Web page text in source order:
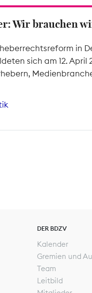
Wir brauchen
in
sich am 12.
DER BDZV
Kalender
Gremien und
Team
Leitbild